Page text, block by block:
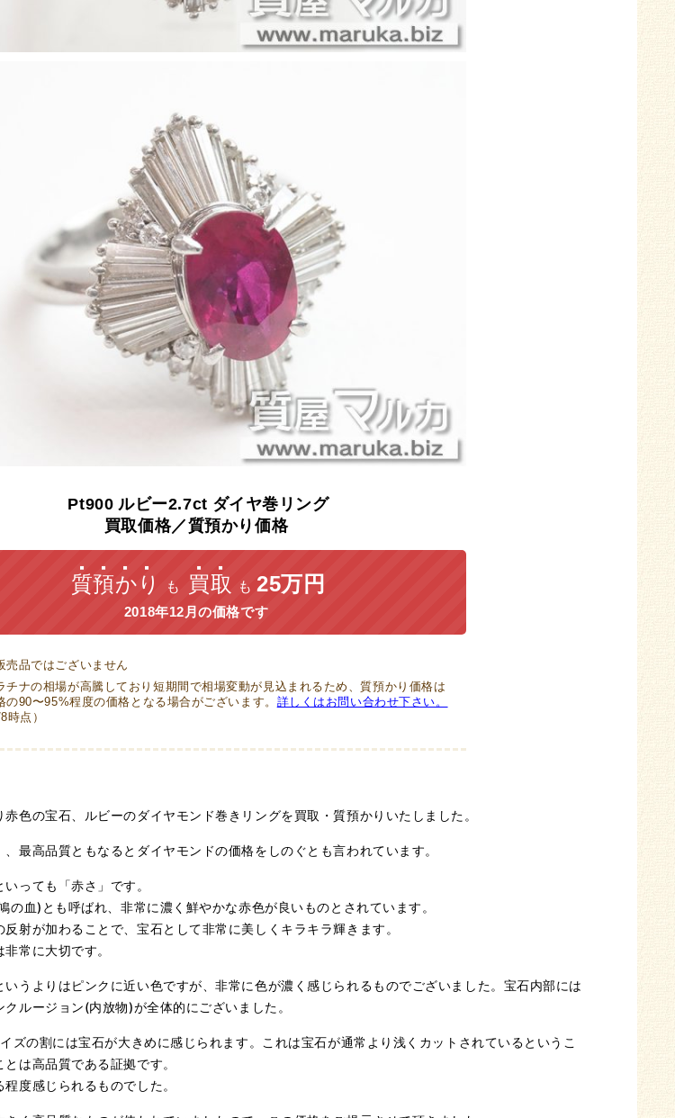
Pt900 ルビー2.7ct ダイヤ巻リング
買取価格／質預かり価格
質預かり も 買取 も 25万円
2018年12月の価格です
売品ではございません
チナの相場が高騰しており短期間で相場変動が見込まれるため、質預かり価格は
の90〜95%程度の価格となる場合がございます。 詳しくはお問い合わせ下さい。
時点）
赤色の宝石、ルビーのダイヤモンド巻きリングを買取・質預かりいたしました。
最高品質ともなるとダイヤモンドの価格をしのぐとも言われています。
っても「赤さ」です。
の血)とも呼ばれ、非常に濃く鮮やかな赤色が良いものとされています。
射が加わることで、宝石として非常に美しくキラキラ輝きます。
常に大切です。
うよりはピンクに近い色ですが、非常に色が濃く感じられるものでございました。宝石内部には
ルージョン(内放物)が全体的にございました。
ズの割には宝石が大きめに感じられます。これは宝石が通常より浅くカットされているというこ
は高品質である証拠です。
度感じられるものでした。